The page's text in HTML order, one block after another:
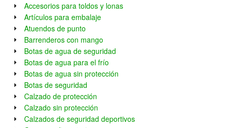
Accesorios para toldos y lonas
Artículos para embalaje
Atuendos de punto
Barrenderos con mango
Botas de agua de seguridad
Botas de agua para el frío
Botas de agua sin protección
Botas de seguridad
Calzado de protección
Calzado sin protección
Calzados de seguridad deportivos